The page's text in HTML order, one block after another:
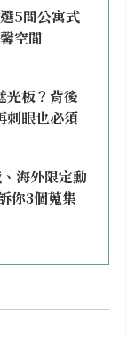
5間公寓式
空間
光板？背後
刺眼也必須
海外限定勳
你3個蒐集